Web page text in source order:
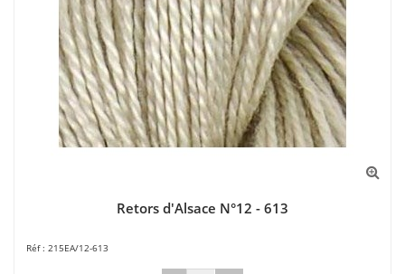
Retors d'Alsace N°12 - 613
215EA/12-613